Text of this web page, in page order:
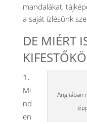
mandalákat,
a saját ízlésünk
DE MIÉRT
Angliában
Mi
nd
en